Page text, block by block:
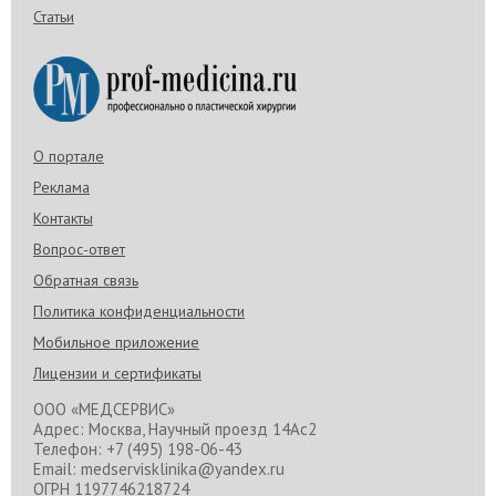
09 июля 2018 г.
Делала у Сергея Владимировича
маммопластику - все идеально. Он врач-эстет,
На консультации четко и взвешенно отвечает
разложено по полочкам. Врач всегда на связи,
спасибо Сергею Владимировичу и его
неоспоримому профессионализму. Здорово,
что в Ростовской области есть врачи такого
уровня.
Статьи
О портале
Реклама
Контакты
Вопрос-ответ
Обратная связь
Политика конфиденциальности
Мобильное приложение
Лицензии и сертификаты
ООО «МЕДСЕРВИС»
Адрес: Москва, Научный проезд 14Ас2
Телефон: +7 (495) 198-06-43
Email: medservisklinika@yandex.ru
ОГРН 1197746218724